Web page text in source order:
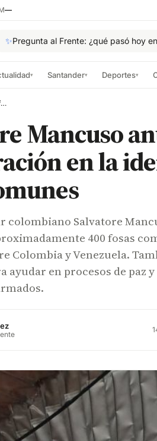
—
✨Pregunta al Frente: ¿qué pasó hoy
▾ Santander▾ Deportes▾
Salvatore Mancuso anuncia colaboración en la identificación de fosas comunes
Mancuso
en la
colombiano Salvatore
400 fosas
Colombia y Venezuela.
ayudar en procesos de paz